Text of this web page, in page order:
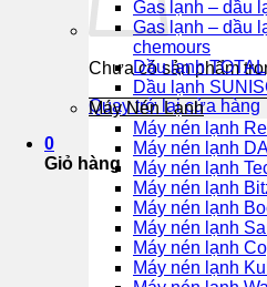
Chưa có sản phẩm
Quay trở lại cửa hàng
0
Giỏ hàng
Gas lạnh – dầu
Gas lạnh – dầu
chemours
Dầu lạnh TOTAL
Dầu lạnh
Máy Nén Lạnh
Máy nén lạnh
Máy nén lạnh
Máy nén lạnh
Máy nén lạnh
Máy nén lạnh
Máy nén lạnh
Máy nén lạnh
Máy nén lạnh